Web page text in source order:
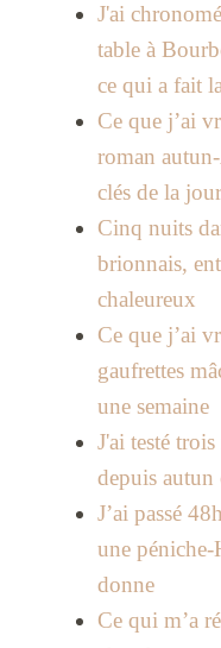
J'ai
table à
ce qui a fait
Ce que j’ai
roman
clés de la
Cinq nuits
brionnais,
chaleureux
Ce que j’ai
gaufrettes
une semaine
J'ai testé
depuis autun
J’ai passé
une
donne
Ce qui m’a